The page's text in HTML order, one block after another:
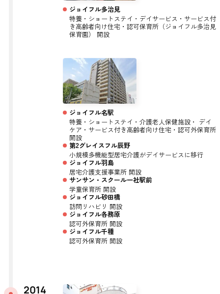
ジョイフル多治見
特養・ショートステイ・デイサービス・サービス付
き高齢者向け住宅・認可保育所（ジョイフル多治見
保育園） 開設
ジョイフル名駅
特養・ショートステイ・介護老人保健施設・ デイ
ケア・サービス付き高齢者向け住宅・認可外保育所
開設
第2グレイスフル辰野
小規模多機能型居宅介護がデイサービスに移行
ジョイフル羽島
居宅介護支援事業所 開設
サンサン・スクール一社駅前
学童保育所 開設
ジョイフル砂田橋
訪問リハビリ 開設
ジョイフル各務原
認可外保育所 開設
ジョイフル千種
認可外保育所 開設
2014